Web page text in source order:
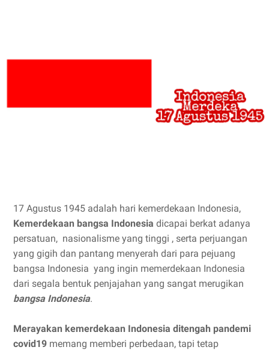
17 Agustus 1945 adalah hari kemerdekaan Indonesia,
Kemerdekaan bangsa Indonesia dicapai berkat adanya
persatuan, nasionalisme yang tinggi , serta perjuangan
yang gigih dan pantang menyerah dari para pejuang
bangsa Indonesia yang ingin memerdekaan Indonesia
dari segala bentuk penjajahan yang sangat merugikan
bangsa Indonesia.
Merayakan kemerdekaan Indonesia ditengah pandemi
covid19 memang memberi perbedaan, tapi tetap